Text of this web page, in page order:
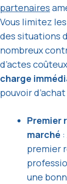
partenaires
Vous limitez
des situations
nombreux
d’actes
charge
pouvoir
Premier
marché
premier
une